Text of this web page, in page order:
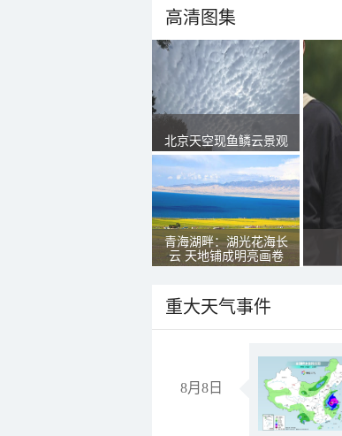
高清图集
北京天空现鱼鳞云景观
青海湖畔：湖光花海长
云 天地铺成明亮画卷
重大天气事件
8月8日